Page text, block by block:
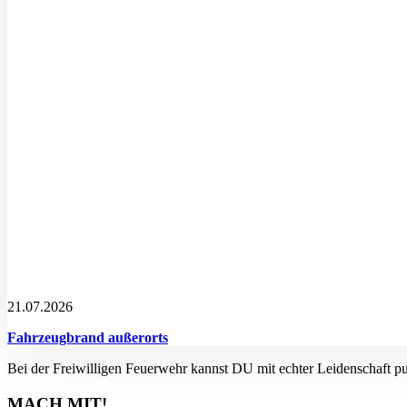
21.07.2026
Fahrzeugbrand außerorts
Bei der Freiwilligen Feuerwehr kannst DU mit echter Leidenschaft